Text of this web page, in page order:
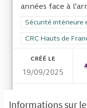
Informations sur
années face à
Filtrer les résultats
Sécurité intérieure
Filtrer les résultats
CRC Hauts de
CRÉÉ LE
19/09/2025